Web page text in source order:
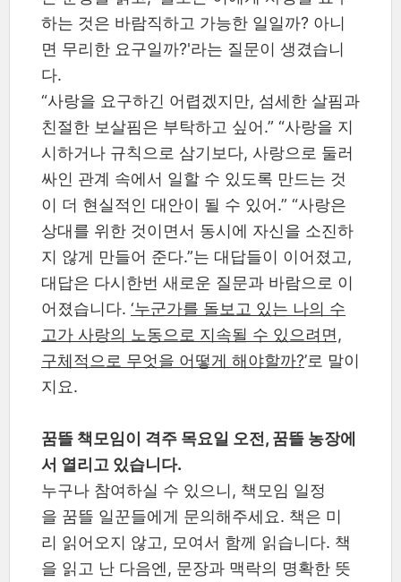
하는 것은 바람직하고 가능한 일일까? 아니
면 무리한 요구일까?'라는 질문이 생겼습니
다.
“사랑을 요구하긴 어렵겠지만, 섬세한 살핌과
친절한 보살핌은 부탁하고 싶어.” “사랑을 지
시하거나 규칙으로 삼기보다, 사랑으로 둘러
싸인 관계 속에서 일할 수 있도록 만드는 것
이 더 현실적인 대안이 될 수 있어.” “사랑은
상대를 위한 것이면서 동시에 자신을 소진하
지 않게 만들어 준다.”는 대답들이 이어졌고,
대답은 다시한번 새로운 질문과 바람으로 이
어졌습니다. ‘누군가를 돌보고 있는 나의 수
고가 사랑의 노동으로 지속될 수 있으려면,
구체적으로 무엇을 어떻게 해야할까?’로 말이
지요.
꿈뜰 책모임이 격주 목요일 오전, 꿈뜰 농장에
서 열리고 있습니다.
누구나 참여하실 수 있으니, 책모임 일정
을 꿈뜰 일꾼들에게 문의해주세요. 책은 미
리 읽어오지 않고, 모여서 함께 읽습니다. 책
을 읽고 난 다음엔, 문장과 맥락의 명확한 뜻